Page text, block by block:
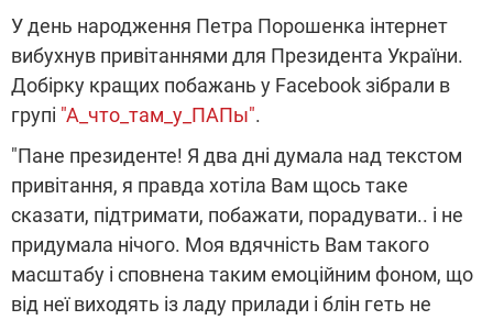
У день народження Петра Порошенка інтернет
вибухнув привітаннями для Президента України.
Добірку кращих побажань у Facebook зібрали в
групі "А_что_там_у_ПАПы".
"Пане президенте! Я два дні думала над текстом
привітання, я правда хотіла Вам щось таке
сказати, підтримати, побажати, порадувати.. і не
придумала нічого. Моя вдячність Вам такого
масштабу і сповнена таким емоційним фоном, що
від неї виходять із ладу прилади і блін геть не